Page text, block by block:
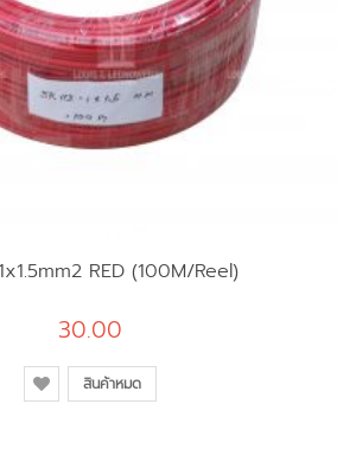
RED (100M/Reel)
30.00
สินค้าหมด